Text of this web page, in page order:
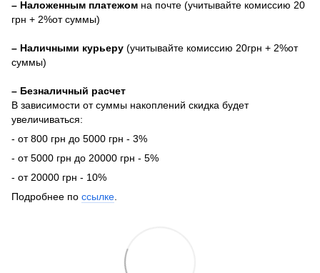
– Наложенным платежом на почте (учитывайте комиссию 20
грн + 2%от суммы)
– Наличными курьеру (учитывайте комиссию 20грн + 2%от
суммы)
– Безналичный расчет
В зависимости от суммы накоплений скидка будет
увеличиваться:
- от 800 грн до 5000 грн - 3%
- от 5000 грн до 20000 грн - 5%
- от 20000 грн - 10%
Подробнее по ссылке